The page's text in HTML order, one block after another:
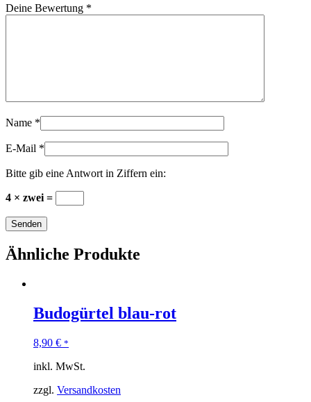
Deine Bewertung *
Name *
E-Mail *
Bitte gib eine Antwort in Ziffern ein:
4 × zwei =
Ähnliche Produkte
Budogürtel blau-rot
8,90 € *
inkl. MwSt.
zzgl. Versandkosten